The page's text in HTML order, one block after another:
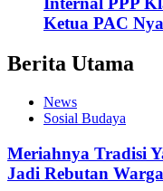
Ketua PAC
Berita Utama
News
Sosial Budaya
Meriahnya Tradisi
Jadi Rebutan Warga